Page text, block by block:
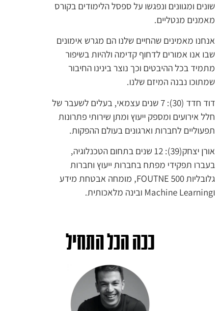
שונים ומגוונים ונפגשו על ספסל הלימודים בקורס
מאמנים מנטליים.
אנחנו מאמינים שהחיים שלנו הם מגרש אימונים
שבו אנו אמורים לדחוף קדימה ולהיות בשיפור
מתמיד בכל ההיבטים וכך נוצר בינינו החיבור
שמתוכו נבנה המיזם שלנו.
דוד חדד (30): 7 שנים עצמאי, בעלים לשעבר של
חלל אירועים ומספק ייעוץ ומתן שירותי פתרונות
תפעוליים לחברות וארגונים בעולם ההפקות.
אורן יצחק(39): 12 שנים בתחום הטכנלוגיה,
בעברו תפקידי מפתח בחברות ייעוץ וחברות
גלובליות FOUTNE 500, מומחה אבטחת מידע
וMachine Learning ובינה מלאכותית.
ככה הכל התחיל